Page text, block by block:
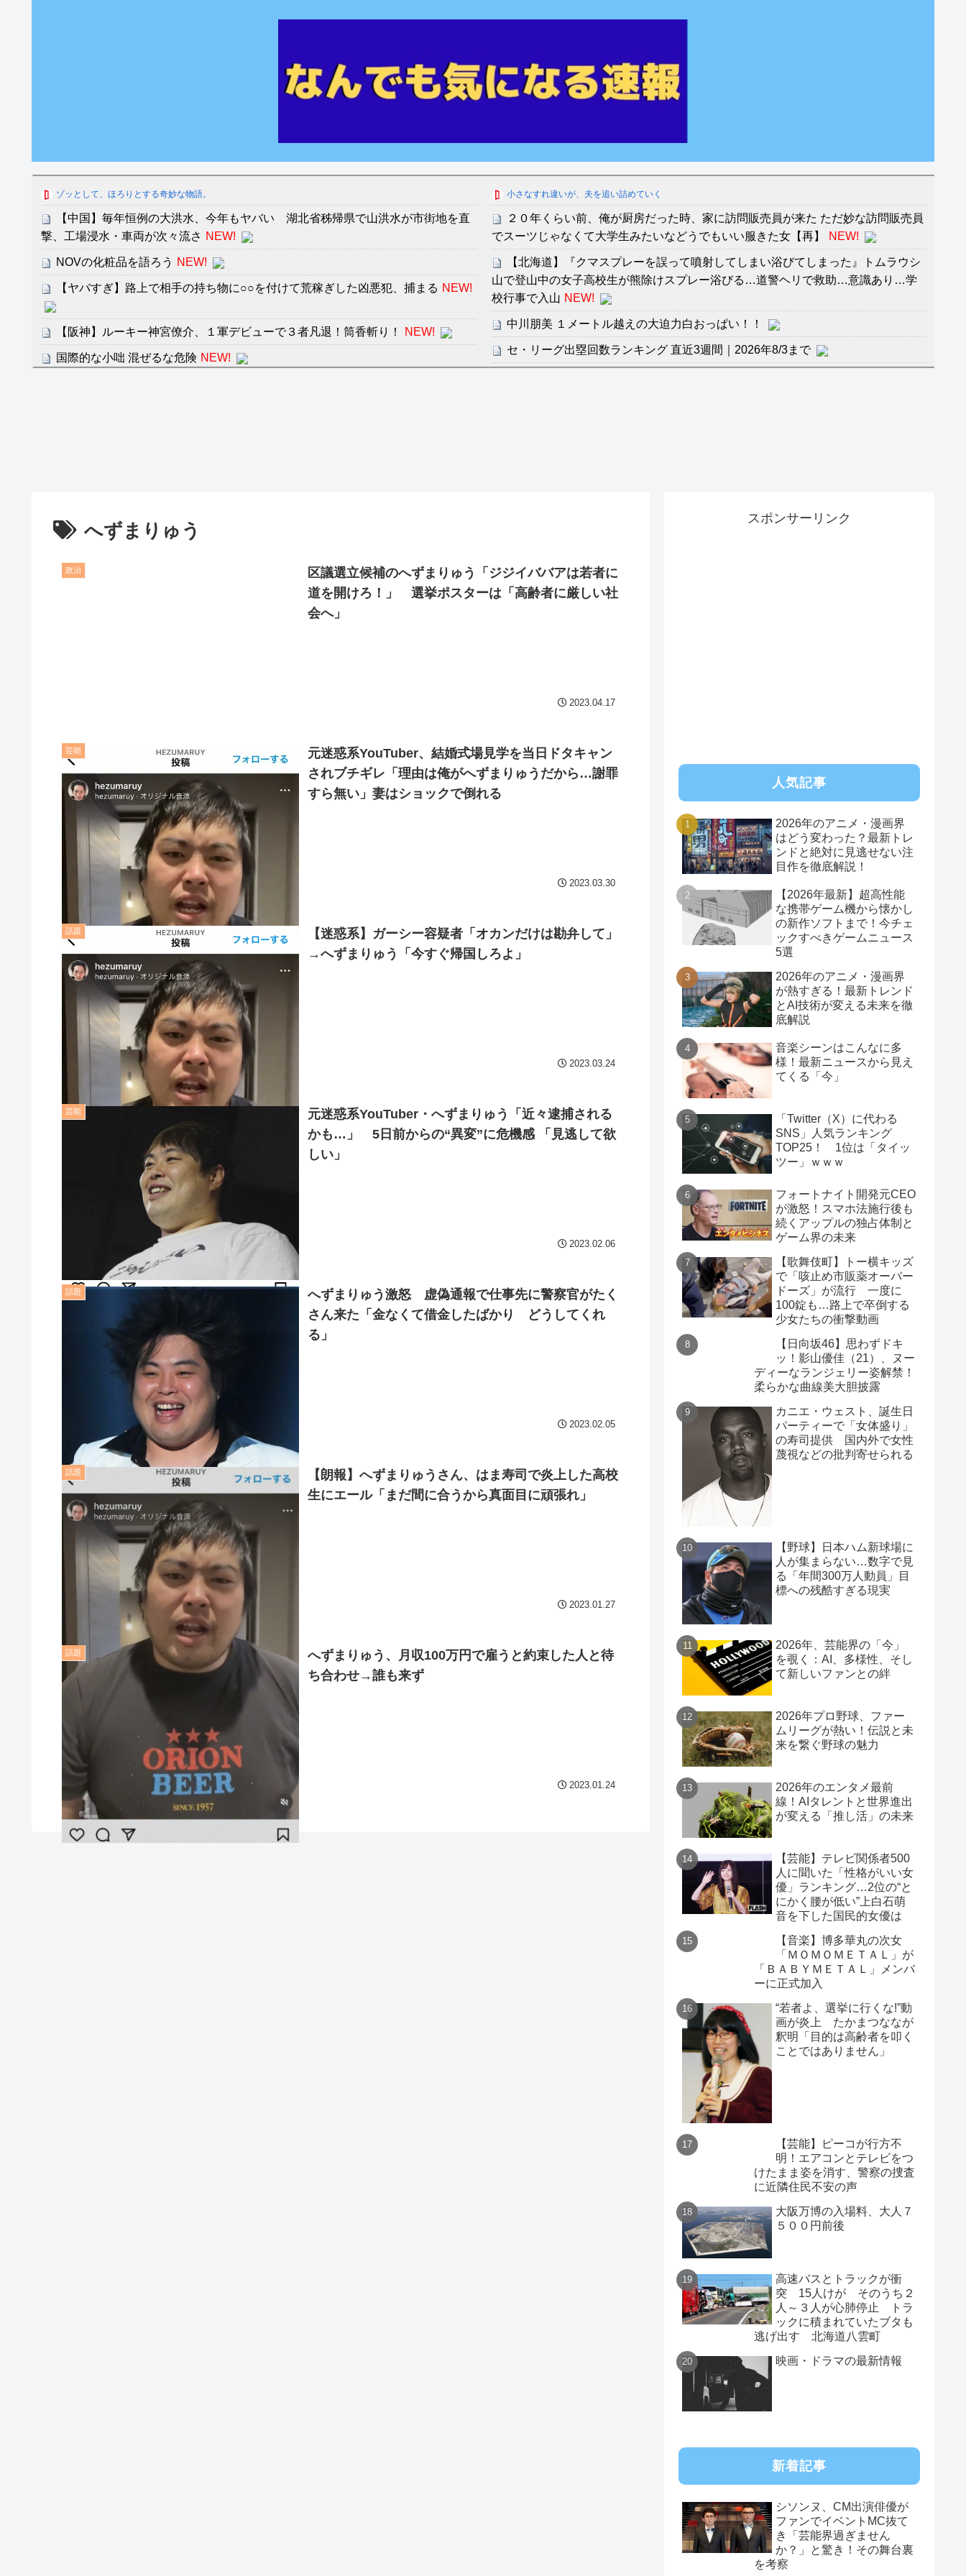
ゾッとして、ほろりとする奇妙な物語。
【中国】毎年恒例の大洪水、今年もヤバい 湖北省秭帰県で山洪水が市街地を直
撃、工場浸水・車両が次々流さ NEW!
NOVの化粧品を語ろう NEW!
【ヤバすぎ】路上で相手の持ち物に○○を付けて荒稼ぎした凶悪犯、捕まる NEW!
【阪神】ルーキー神宮僚介、１軍デビューで３者凡退！筒香斬り！ NEW!
国際的な小咄 混ぜるな危険 NEW!
小さなすれ違いが、夫を追い詰めていく
２０年くらい前、俺が厨房だった時、家に訪問販売員が来た ただ妙な訪問販売員
でスーツじゃなくて大学生みたいなどうでもいい服きた女【再】
NEW!
【北海道】『クマスプレーを誤って噴射してしまい浴びてしまった』トムラウシ
山で登山中の女子高校生が熊除けスプレー浴びる…道警ヘリで救助…意識あり…学
校行事で入山 NEW!
中川朋美 １メートル越えの大迫力白おっぱい！！
セ・リーグ出塁回数ランキング 直近3週間｜2026年8/3まで
36歳の彼女と結婚したいのに、家族が猛反対。家族から信じられない言葉が飛び
出した… 他
へずまりゅう
政治
区議選立候補のへずまりゅう「ジジイババアは若者に
道を開けろ！」 選挙ポスターは「高齢者に厳しい社
会へ」
2023.04.17
芸能
元迷惑系YouTuber、結婚式場見学を当日ドタキャン
されブチギレ「理由は俺がへずまりゅうだから…謝罪
すら無い」妻はショックで倒れる
2023.03.30
話題
【迷惑系】ガーシー容疑者「オカンだけは勘弁して」
→へずまりゅう「今すぐ帰国しろよ」
2023.03.24
芸能
元迷惑系YouTuber・へずまりゅう「近々逮捕される
かも…」 5日前からの“異変”に危機感 「見逃して欲
しい」
2023.02.06
話題
へずまりゅう激怒 虚偽通報で仕事先に警察官がたく
さん来た「金なくて借金したばかり どうしてくれ
る」
2023.02.05
話題
【朗報】へずまりゅうさん、はま寿司で炎上した高校
生にエール「まだ間に合うから真面目に頑張れ」
2023.01.27
話題
へずまりゅう、月収100万円で雇うと約束した人と待
ち合わせ→誰も来ず
2023.01.24
スポンサーリンク
人気記事
2026年のアニメ・漫画界
はどう変わった？最新トレ
ンドと絶対に見逃せない注
目作を徹底解説！
【2026年最新】超高性能
な携帯ゲーム機から懐かし
の新作ソフトまで！今チェ
ックすべきゲームニュース
5選
2026年のアニメ・漫画界
が熱すぎる！最新トレンド
とAI技術が変える未来を徹
底解説
音楽シーンはこんなに多
様！最新ニュースから見え
てくる「今」
「Twitter（X）に代わる
SNS」人気ランキング
TOP25！ 1位は「タイッ
ツー」ｗｗｗ
フォートナイト開発元CEO
が激怒！スマホ法施行後も
続くアップルの独占体制と
ゲーム界の未来
【歌舞伎町】トー横キッズ
で「咳止め市販薬オーバー
ドーズ」が流行 一度に
100錠も…路上で卒倒する
少女たちの衝撃動画
【日向坂46】思わずドキ
ッ！影山優佳（21）、ヌー
ディーなランジェリー姿解禁！
柔らかな曲線美大胆披露
カニエ・ウェスト、誕生日
パーティーで「女体盛り」
の寿司提供 国内外で女性
蔑視などの批判寄せられる
【野球】日本ハム新球場に
人が集まらない…数字で見
る「年間300万人動員」目
標への残酷すぎる現実
2026年、芸能界の「今」
を覗く：AI、多様性、そし
て新しいファンとの絆
2026年プロ野球、ファー
ムリーグが熱い！伝説と未
来を繋ぐ野球の魅力
2026年のエンタメ最前
線！AIタレントと世界進出
が変える「推し活」の未来
【芸能】テレビ関係者500
人に聞いた「性格がいい女
優」ランキング…2位の“と
にかく腰が低い”上白石萌
音を下した国民的女優は
【音楽】博多華丸の次女
「ＭＯＭＯＭＥＴＡＬ」が
「ＢＡＢＹＭＥＴＡＬ」メンバ
ーに正式加入
“若者よ、選挙に行くな!”動
画が炎上 たかまつななが
釈明「目的は高齢者を叩く
ことではありません」
【芸能】ピーコが行方不
明！エアコンとテレビをつ
けたまま姿を消す、警察の捜査
に近隣住民不安の声
大阪万博の入場料、大人７
５００円前後
高速バスとトラックが衝
突 15人けが そのうち２
人～３人が心肺停止 トラ
ックに積まれていたブタも
逃げ出す 北海道八雲町
映画・ドラマの最新情報
新着記事
シソンヌ、CM出演俳優が
ファンでイベントMC抜て
き「芸能界過ぎません
か？」と驚き！その舞台裏
を考察